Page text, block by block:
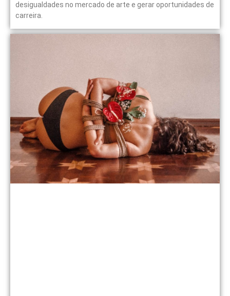
desigualdades no mercado de arte e gerar oportunidades de
carreira.